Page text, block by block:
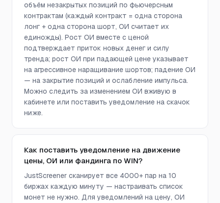
объём незакрытых позиций по фьючерсным
контрактам (каждый контракт = одна сторона
лонг + одна сторона шорт, ОИ считает их
единожды). Рост ОИ вместе с ценой
подтверждает приток новых денег и силу
тренда; рост ОИ при падающей цене указывает
на агрессивное наращивание шортов; падение ОИ
— на закрытие позиций и ослабление импульса.
Можно следить за изменением ОИ вживую в
кабинете или поставить уведомление на скачок
ниже.
Как поставить уведомление на движение
цены, ОИ или фандинга по WIN?
JustScreener сканирует все 4000+ пар на 10
биржах каждую минуту — настраивать список
монет не нужно. Для уведомлений на цену, ОИ